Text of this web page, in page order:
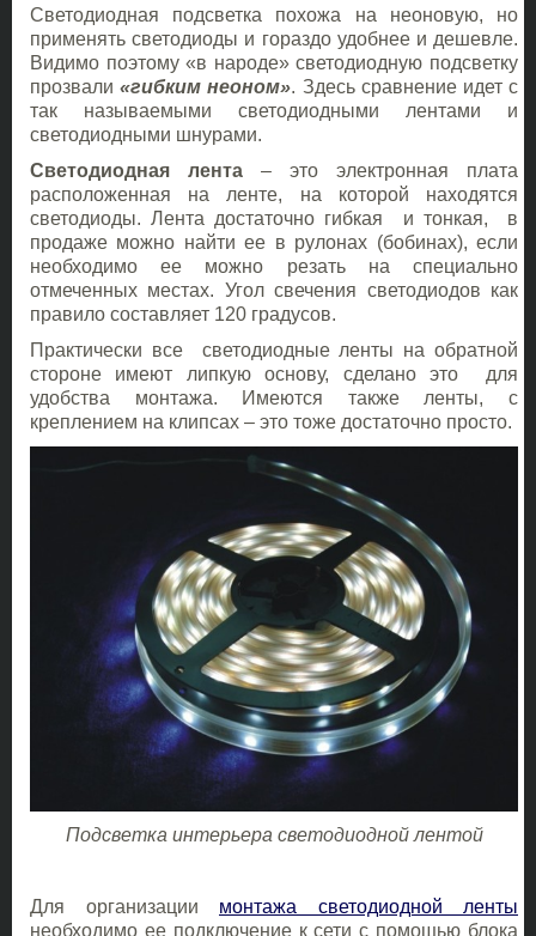
Светодиодная подсветка похожа на неоновую, но
применять светодиоды и гораздо удобнее и дешевле.
Видимо поэтому «в народе» светодиодную подсветку
прозвали«гибким неоном». Здесь сравнение идет с
так называемыми светодиодными лентами и
светодиодными шнурами.
Светодиодная лента – это электронная плата
расположенная на ленте, на которой находятся
светодиоды. Лента достаточно гибкая и тонкая, в
продаже можно найти ее в рулонах (бобинах), если
необходимо ее можно резать на специально
отмеченных местах. Угол свечения светодиодов как
правило составляет 120 градусов.
Практически все светодиодные ленты на обратной
стороне имеют липкую основу, сделано это для
удобства монтажа. Имеются также ленты, с
креплением на клипсах – это тоже достаточно просто.
Подсветка интерьера светодиодной лентой
Для организации монтажа светодиодной ленты
необходимо ее подключение к сети с помощью блока